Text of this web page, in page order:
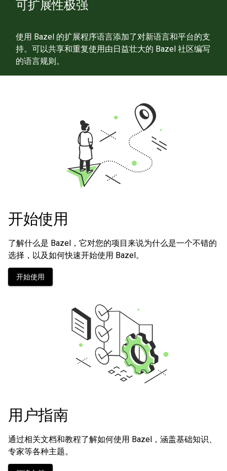
可扩展性极强
使用 Bazel 的扩展程序语言添加了对新语言和平台的支
持。可以共享和重复使用由日益壮大的 Bazel 社区编写
的语言规则。
开始使用
了解什么是 Bazel，它对您的项目来说为什么是一个不错的
选择，以及如何快速开始使用 Bazel。
开始使用
用户指南
通过相关文档和教程了解如何使用 Bazel，涵盖基础知识、
专家等各种主题。